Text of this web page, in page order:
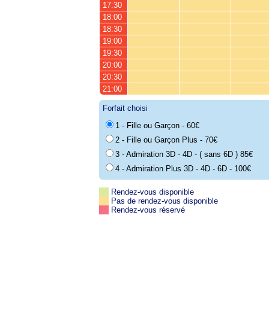
17:30
18:00
18:30
19:00
19:30
20:00
20:30
21:00
Forfait choisi
1 - Fille ou Garçon - 60€
2 - Fille ou Garçon Plus - 70€
3 - Admiration 3D - 4D - ( sans 6D ) 85€
4 - Admiration Plus 3D - 4D - 6D - 100€
Rendez-vous disponible
Pas de rendez-vous disponible
Rendez-vous réservé